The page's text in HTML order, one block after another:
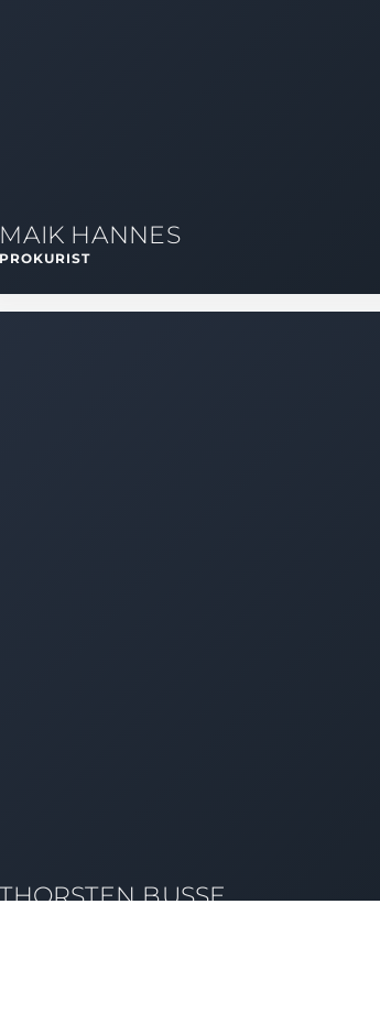
MAIK HANNES
PROKURIST
THORSTEN BUSSE